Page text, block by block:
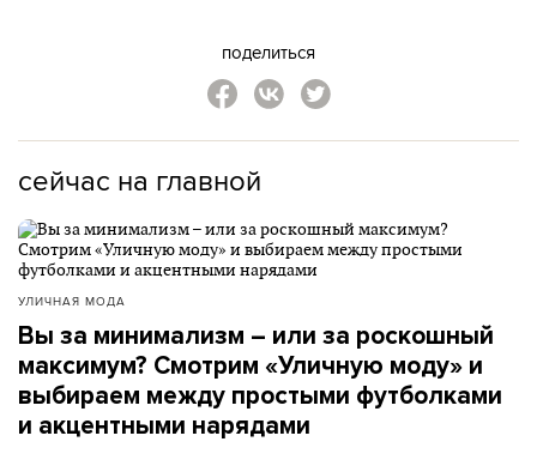
поделиться
сейчас на главной
УЛИЧНАЯ МОДА
Вы за минимализм – или за роскошный
максимум? Смотрим «Уличную моду» и
выбираем между простыми футболками
и акцентными нарядами